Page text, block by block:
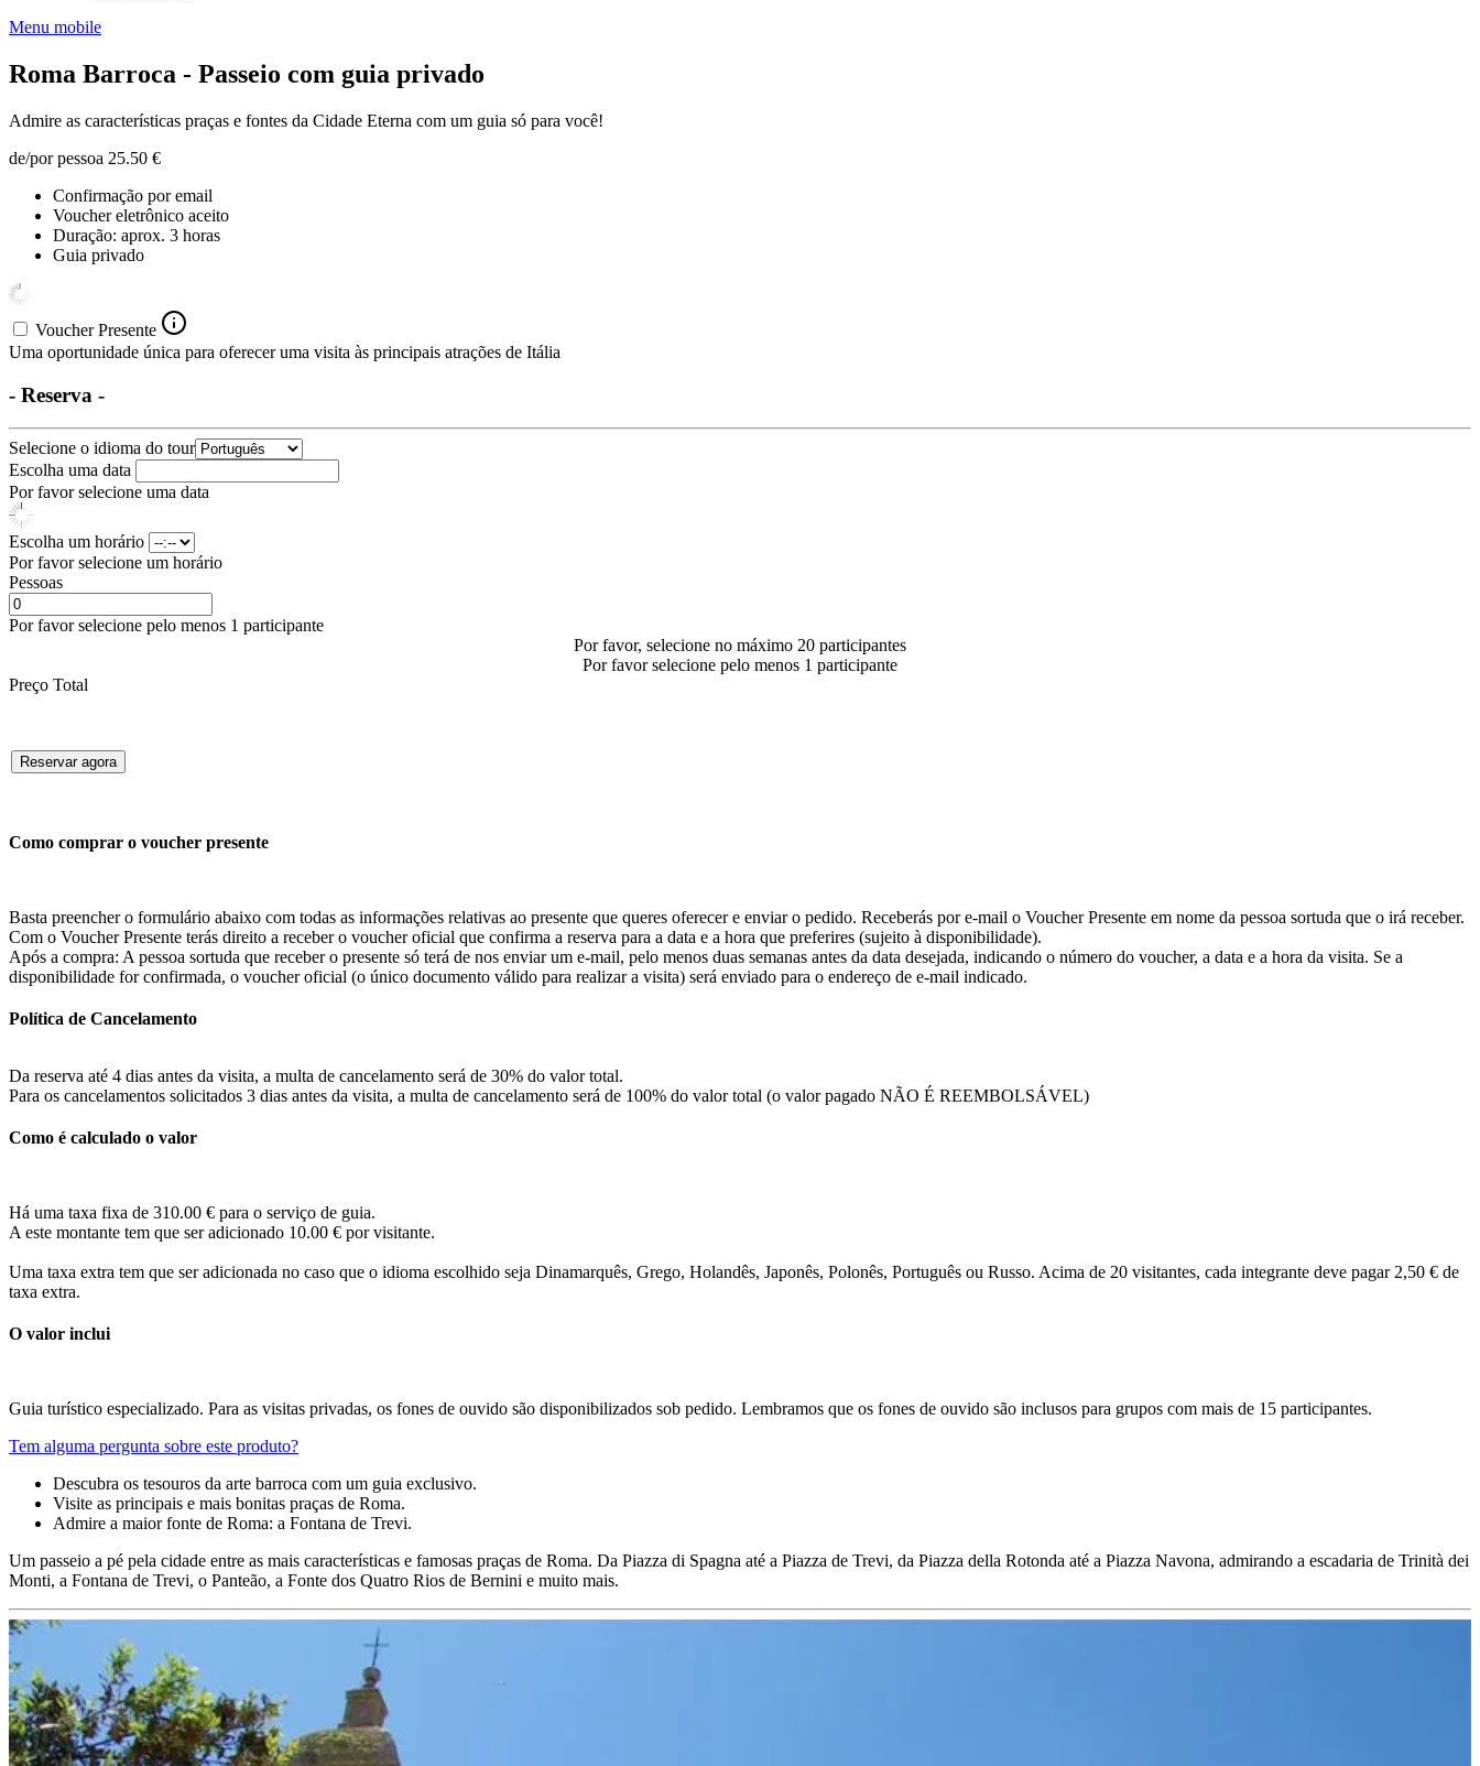
Menu mobile
Roma Barroca - Passeio com guia privado
Admire as características praças e fontes da Cidade Eterna com um guia só para você!
de/por pessoa 25.50 €
Confirmação por email
Voucher eletrônico aceito
Duração: aprox. 3 horas
Guia privado
Voucher Presente
Uma oportunidade única para oferecer uma visita às principais atrações de Itália
- Reserva -
Selecione o idioma do tour
Escolha uma data
Por favor selecione uma data
Escolha um horário
Por favor selecione um horário
Pessoas
Por favor selecione pelo menos 1 participante
Por favor, selecione no máximo 20 participantes
Por favor selecione pelo menos 1 participante
Preço Total
Reservar agora
Como comprar o voucher presente
Basta preencher o formulário abaixo com todas as informações relativas ao presente que queres oferecer e enviar o pedido. Receberás por e-mail o Voucher Presente em nome da pessoa sortuda que o irá receber.
Com o Voucher Presente terás direito a receber o voucher oficial que confirma a reserva para a data e a hora que preferires (sujeito à disponibilidade).
Após a compra: A pessoa sortuda que receber o presente só terá de nos enviar um e-mail, pelo menos duas semanas antes da data desejada, indicando o número do voucher, a data e a hora da visita. Se a
disponibilidade for confirmada, o voucher oficial (o único documento válido para realizar a visita) será enviado para o endereço de e-mail indicado.
Política de Cancelamento
Da reserva até 4 dias antes da visita, a multa de cancelamento será de 30% do valor total.
Para os cancelamentos solicitados 3 dias antes da visita, a multa de cancelamento será de 100% do valor total (o valor pagado NÃO É REEMBOLSÁVEL)
Como é calculado o valor
Há uma taxa fixa de 310.00 € para o serviço de guia.
A este montante tem que ser adicionado 10.00 € por visitante.
Uma taxa extra tem que ser adicionada no caso que o idioma escolhido seja Dinamarquês, Grego, Holandês, Japonês, Polonês, Português ou Russo. Acima de 20 visitantes, cada integrante deve pagar 2,50 € de
taxa extra.
O valor inclui
Guia turístico especializado. Para as visitas privadas, os fones de ouvido são disponibilizados sob pedido. Lembramos que os fones de ouvido são inclusos para grupos com mais de 15 participantes.
Tem alguma pergunta sobre este produto?
Descubra os tesouros da arte barroca com um guia exclusivo.
Visite as principais e mais bonitas praças de Roma.
Admire a maior fonte de Roma: a Fontana de Trevi.
Um passeio a pé pela cidade entre as mais características e famosas praças de Roma. Da Piazza di Spagna até a Piazza de Trevi, da Piazza della Rotonda até a Piazza Navona, admirando a escadaria de Trinità dei
Monti, a Fontana de Trevi, o Panteão, a Fonte dos Quatro Rios de Bernini e muito mais.